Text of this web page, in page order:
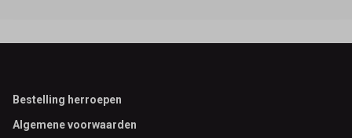
Footer
Bestelling herroepen
Algemene voorwaarden